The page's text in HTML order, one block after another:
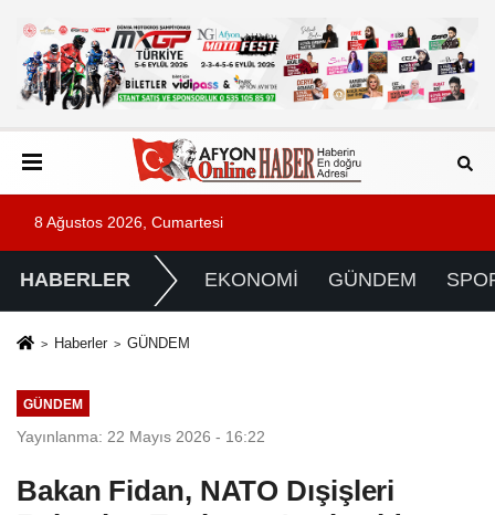
8 Ağustos 2026, Cumartesi
HABERLER EKONOMİ GÜNDEM
Haberler GÜNDEM
GÜNDEM
Yayınlanma: 22 Mayıs 2026 - 16:22
Bakan Fidan, NATO Dışişleri